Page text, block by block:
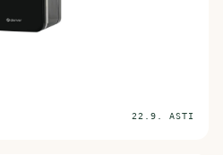
22.9. ASTI